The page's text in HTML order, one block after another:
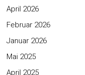
April 2026
Februar 2026
Januar 2026
Mai 2025
April 2025